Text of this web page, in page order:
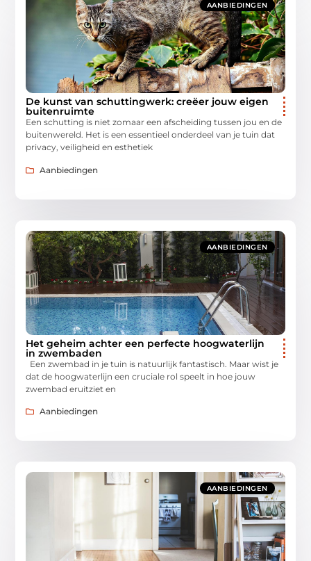
AANBIEDINGEN
De kunst van schuttingwerk: creëer jouw eigen
buitenruimte
Een schutting is niet zomaar een afscheiding tussen jou en de
buitenwereld. Het is een essentieel onderdeel van je tuin dat
privacy, veiligheid en esthetiek
Aanbiedingen
AANBIEDINGEN
Het geheim achter een perfecte hoogwaterlijn
in zwembaden
Een zwembad in je tuin is natuurlijk fantastisch. Maar wist je
dat de hoogwaterlijn een cruciale rol speelt in hoe jouw
zwembad eruitziet en
Aanbiedingen
AANBIEDINGEN